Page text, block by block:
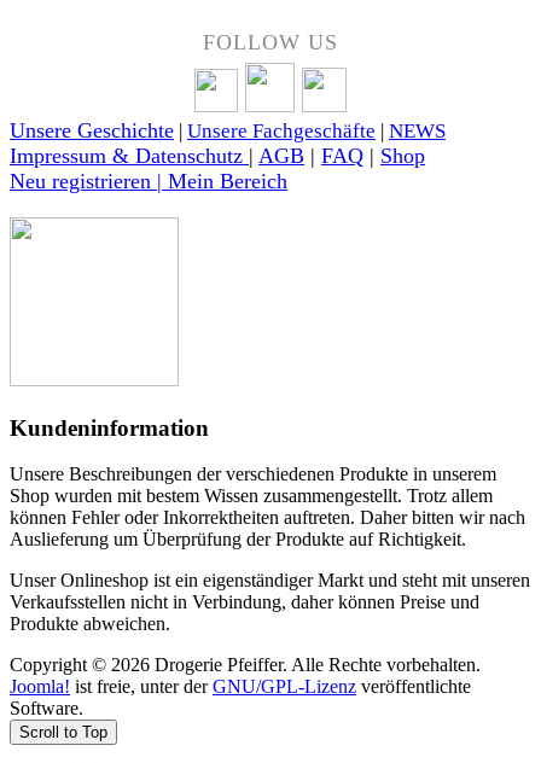
FOLLOW US
Unsere Geschichte Unsere Fachgeschäfte NEWS
Impressum & Datenschutz | AGB | FAQ | Shop
Neu registrieren | Mein Bereich
Kundeninformation
Unsere Beschreibungen der verschiedenen Produkte in unserem
Shop wurden mit bestem Wissen zusammengestellt. Trotz allem
können Fehler oder Inkorrektheiten auftreten. Daher bitten wir nach
Auslieferung um Überprüfung der Produkte auf Richtigkeit.
Unser Onlineshop ist ein eigenständiger Markt und steht mit unseren
Verkaufsstellen nicht in Verbindung, daher können Preise und
Produkte abweichen.
Copyright © 2026 Drogerie Pfeiffer. Alle Rechte vorbehalten.
Joomla! ist freie, unter derGNU/GPL-Lizenz veröffentlichte
Software.
Scroll to Top